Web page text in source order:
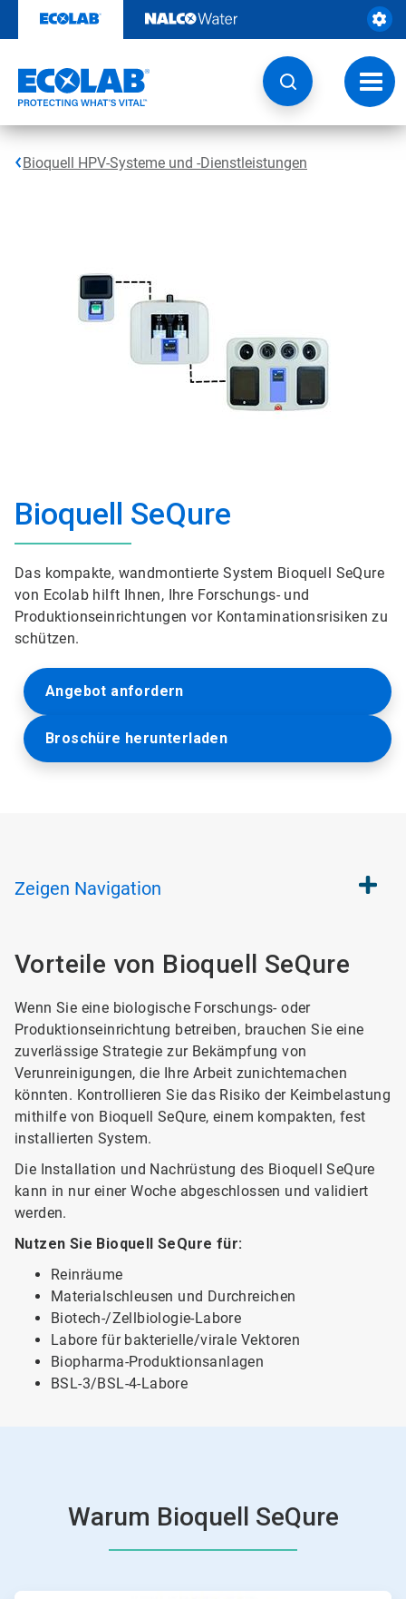
Inhalt
Bioquell HPV-Systeme und -Dienstleistungen
Bioquell SeQure
Das kompakte, wandmontierte System Bioquell SeQure
von Ecolab hilft Ihnen, Ihre Forschungs- und
Produktionseinrichtungen vor Kontaminationsrisiken zu
schützen.
Angebot anfordern
Broschüre herunterladen
Zeigen Navigation
Vorteile von Bioquell SeQure
Wenn Sie eine biologische Forschungs- oder
Produktionseinrichtung betreiben, brauchen Sie eine
zuverlässige Strategie zur Bekämpfung von
Verunreinigungen, die Ihre Arbeit zunichtemachen
könnten. Kontrollieren Sie das Risiko der Keimbelastung
mithilfe von Bioquell SeQure, einem kompakten, fest
installierten System.
Die Installation und Nachrüstung des Bioquell SeQure
kann in nur einer Woche abgeschlossen und validiert
werden.
Nutzen Sie Bioquell SeQure für:
Reinräume
Materialschleusen und Durchreichen
Biotech-/Zellbiologie-Labore
Labore für bakterielle/virale Vektoren
Biopharma-Produktionsanlagen
BSL-3/BSL-4-Labore
Warum Bioquell SeQure